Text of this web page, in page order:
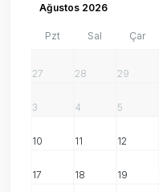
Ağustos 2026
Pzt Sal Çar
27 28 29
3 4 5
10 11 12
17 18 19